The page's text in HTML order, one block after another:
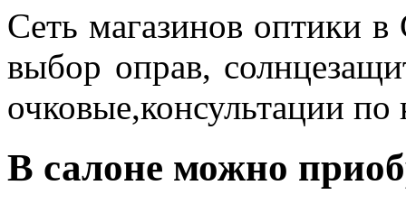
Сеть магазинов оптики
выбор оправ,
очковые,консультации по
В салоне можно